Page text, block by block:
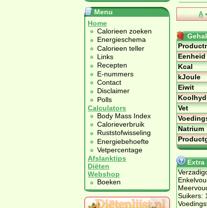
Menu
Home
Calorieen zoeken
Energieschema
Calorieen teller
Links
Recepten
E-nummers
Contact
Disclaimer
Polls
Calculators
Body Mass Index
Calorieverbruik
Ruststofwisseling
Energiebehoefte
Vetpercentage
Afslanktips
Diëten
Webshop
Boeken
A •
Eenheid
Kcal
kJoule
Eiwit
Vet
Natrium
Extra
Suikers: